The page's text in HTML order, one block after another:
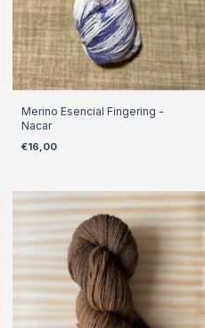
Merino Esencial Fingering -
Nacar
€16,00